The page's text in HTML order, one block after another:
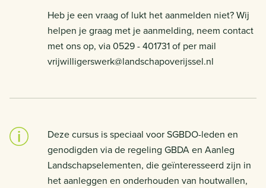
Heb je een vraag of lukt het aanmelden niet? Wij
helpen je graag met je aanmelding, neem contact
met ons op, via 0529 - 401731 of per mail
vrijwilligerswerk@landschapoverijssel.nl
Deze cursus is speciaal voor SGBDO-leden en
genodigden via de regeling GBDA en Aanleg
Landschapselementen, die geïnteresseerd zijn in
het aanleggen en onderhouden van houtwallen,